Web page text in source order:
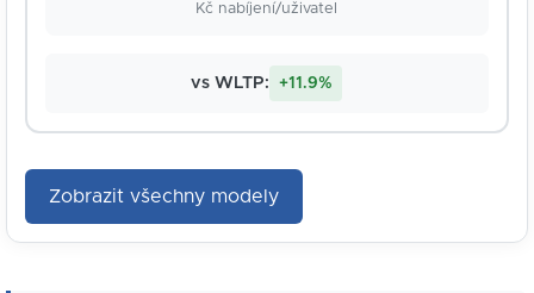
Kč nabíjení/uživatel
vs WLTP: +11.9%
Zobrazit všechny modely